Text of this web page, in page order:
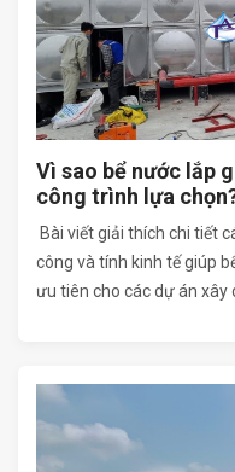
Vì sao bể nước lắp
công trình lựa
Bài viết giải thích chi tiết
công và tính kinh tế giúp
ưu tiên cho các dự án xây